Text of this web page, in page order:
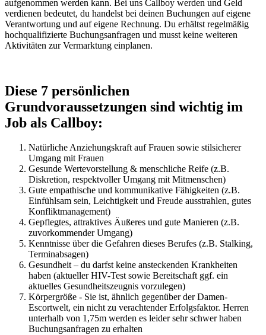
aufgenommen werden kann. Bei uns Callboy werden und Geld
verdienen bedeutet, du handelst bei deinen Buchungen auf eigene
Verantwortung und auf eigene Rechnung. Du erhältst regelmäßig
hochqualifizierte Buchungsanfragen und musst keine weiteren
Aktivitäten zur Vermarktung einplanen.
Diese 7 persönlichen
Grundvoraussetzungen sind wichtig im
Job als Callboy:
Natürliche Anziehungskraft auf Frauen sowie stilsicherer
Umgang mit Frauen
Gesunde Wertevorstellung & menschliche Reife (z.B.
Diskretion, respektvoller Umgang mit Mitmenschen)
Gute empathische und kommunikative Fähigkeiten (z.B.
Einfühlsam sein, Leichtigkeit und Freude ausstrahlen, gutes
Konfliktmanagement)
Gepflegtes, attraktives Äußeres und gute Manieren (z.B.
zuvorkommender Umgang)
Kenntnisse über die Gefahren dieses Berufes (z.B. Stalking,
Terminabsagen)
Gesundheit – du darfst keine ansteckenden Krankheiten
haben (aktueller HIV-Test sowie Bereitschaft ggf. ein
aktuelles Gesundheitszeugnis vorzulegen)
Körpergröße - Sie ist, ähnlich gegenüber der Damen-
Escortwelt, ein nicht zu verachtender Erfolgsfaktor. Herren
unterhalb von 1,75m werden es leider sehr schwer haben
Buchungsanfragen zu erhalten